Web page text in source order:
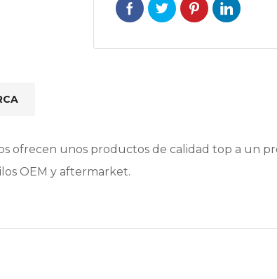
ofrecen unos productos de calidad top a un
OEM y aftermarket.